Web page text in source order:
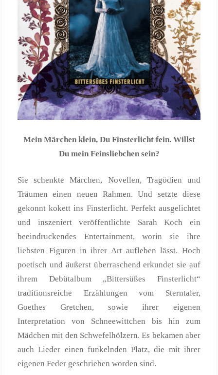
Mein Märchen klein, Du Finsterlicht fein. Willst
Du mein Feinsliebchen sein?
Sie schenkte Märchen, Novellen, Tragödien und
Träumen einen neuen Rahmen. Und setzte diese
gekonnt kokett ins Finsterlicht. Perfekt ausgelichtet
und inszeniert veröffentlichte Sarah Koch ein
beeindruckendes Entertainment, worin sie ihre
liebsten Figuren in ihrer Art aufleben lässt. Hoch
poetisch und äußerst überraschend erkundet sie auf
ihrem Debütalbum „Bittersüßes Finsterlicht“
traditionsreiche Erzählungen vom Sterntaler,
Goethes Gretchen, sowie ihrer eigenen
Interpretation von Schneewittchen bis hin zum
Mädchen mit den Schwefelhölzern. Es bekamen aber
auch Lieder einen funkelnden Platz, die mit ihrer
eigenen Feder geschrieben worden sind.